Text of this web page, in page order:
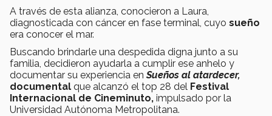
A través de esta alianza, conocieron a Laura,
diagnosticada con cáncer en fase terminal, cuyo sueño
era conocer el mar.
Buscando brindarle una despedida digna junto a su
familia, decidieron ayudarla a cumplir ese anhelo y
documentar su experiencia enSueños al atardecer,
documental que alcanzó el top 28 del Festival
Internacional de Cineminuto, impulsado por la
Universidad Autónoma Metropolitana.